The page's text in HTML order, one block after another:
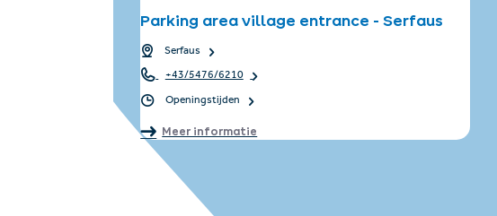
Parking area village entrance - Serfaus
Serfaus
+43/5476/6210
Openingstijden
Meer informatie